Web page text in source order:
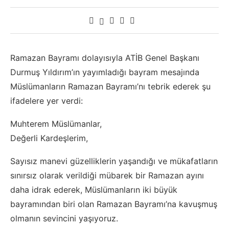
Ramazan Bayramı dolayısıyla ATİB Genel Başkanı
Durmuş Yıldırım’ın yayımladığı bayram mesajında
Müslümanların Ramazan Bayramı’nı tebrik ederek şu
ifadelere yer verdi:
Muhterem Müslümanlar,
Değerli Kardeşlerim,
Sayısız manevi güzelliklerin yaşandığı ve mükafatların
sınırsız olarak verildiği mübarek bir Ramazan ayını
daha idrak ederek, Müslümanların iki büyük
bayramından biri olan Ramazan Bayramı’na kavuşmuş
olmanın sevincini yaşıyoruz.